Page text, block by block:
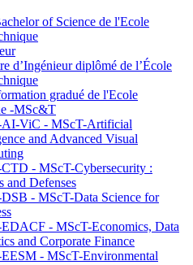
of Science de l'Ecole
d’Ingénieur diplômé de l’École
gradué de l'Ecole
-MSc&T
AI-ViC - MScT-Artificial
and Advanced Visual
- MScT-Cybersecurity :
and Defenses
- MScT-Data Science for
- MScT-Economics, Data
and Corporate Finance
- MScT-Environmental